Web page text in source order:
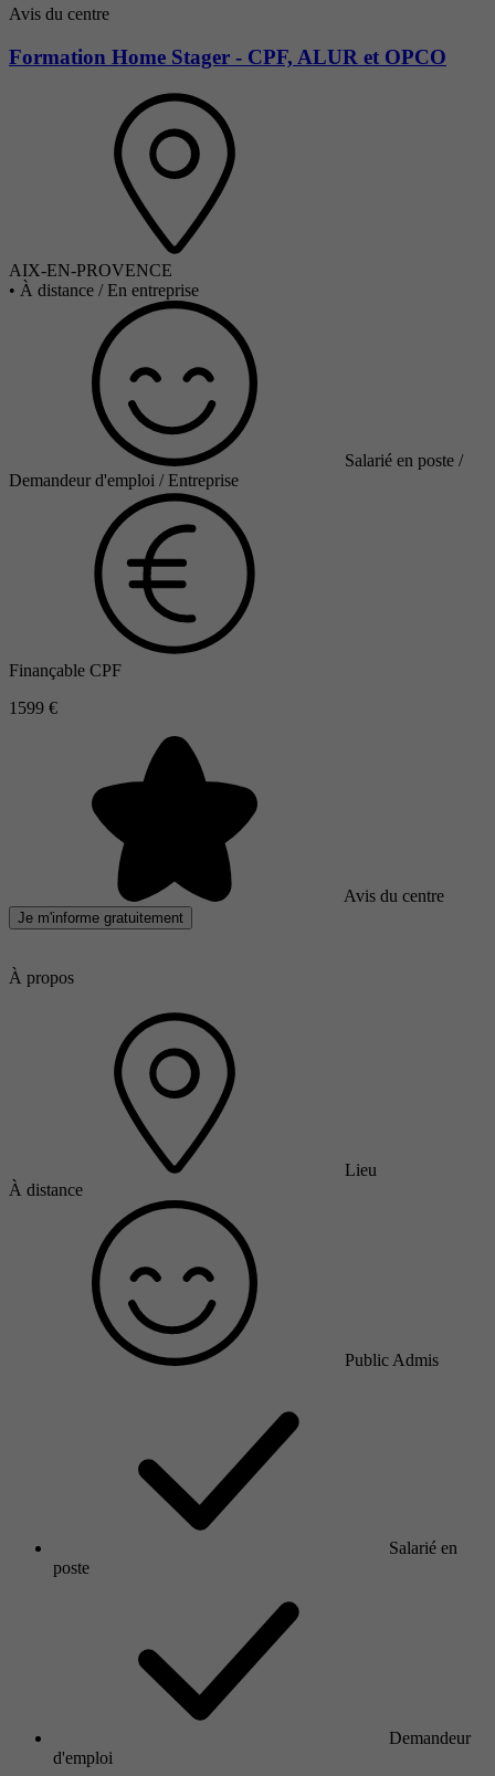
Avis du centre
Formation Home Stager - CPF, ALUR et OPCO
AIX-EN-PROVENCE
• À distance / En entreprise
Salarié en poste /
Demandeur d'emploi / Entreprise
Finançable CPF
1599 €
Avis du centre
Je m'informe gratuitement
À propos
Lieu
À distance
Public Admis
Salarié en
poste
Demandeur
d'emploi